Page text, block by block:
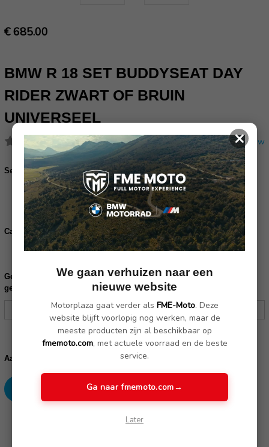
€ 685.00
BMW R 18 SET BUDDYSEAT DAY
RIDER ZWART OF BRUIN
UNIVERSEEL
(Nog geen reviews) Schrijf een review
Set buddyseat Day Rider zwart of bruin:
Set buddyseat Day Rider zwart (77342469402)
Set buddyseat Day Rider bruin C77342469403)
Carrosseriebout zonder kraag 1x(46638568782):
Bestel voor de Transcontinental bout.
Gelieve uw frame nummer in te vullen ter controle of dit product
geschikt is voor uw motor:
voorraad:
Aantal:
SKU: 77342469402,77342469403
×
We gaan verhuizen naar een
nieuwe website
Motorplaza gaat verder als FME-Moto. Deze
website blijft voorlopig nog werken, maar de
meeste producten zijn al beschikbaar op
fmemoto.com, met actuele voorraad en de beste
service.
Ga naar fmemoto.com→
Later